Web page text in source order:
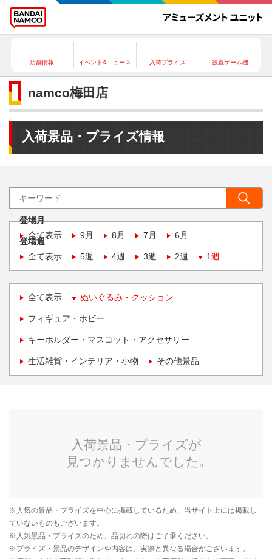
店舗情報 イベント&ニュース 入荷プライズ 設置ゲーム機
namco梅田店
入荷景品・プライズ情報
登場月
全て表示
9月 8月 7月 6月
登場週
全て表示
5週 4週 3週 2週 1週
全て表示 ぬいぐるみ・クッション
フィギュア・ホビー
キーホルダー・マスコット・アクセサリー
生活雑貨・インテリア・小物 その他景品